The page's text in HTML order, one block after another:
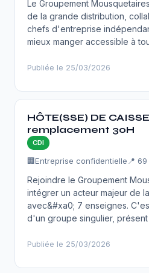
Le Groupement
de la grande distribution,
chefs d'entreprise
mieux manger accessible à
Publiée le 25/03/2026
HÔTE(SSE) DE
remplacement 30H
CDI
🏢Entreprise confidentielle 📍
Rejoindre le Groupement
intégrer un acteur majeur de
avec&#xa0; 7 enseignes.
d'un groupe singulier,
Publiée le 25/03/2026